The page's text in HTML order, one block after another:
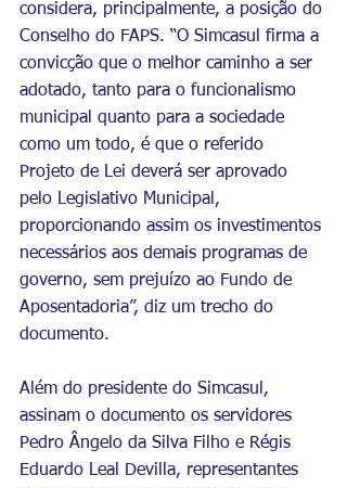
considera, principalmente, a posição do
Conselho do FAPS. “O Simcasul firma a
convicção que o melhor caminho a ser
adotado, tanto para o funcionalismo
municipal quanto para a sociedade
como um todo, é que o referido
Projeto de Lei deverá ser aprovado
pelo Legislativo Municipal,
proporcionando assim os investimentos
necessários aos demais programas de
governo, sem prejuízo ao Fundo de
Aposentadoria”, diz um trecho do
documento.
Além do presidente do Simcasul,
assinam o documento os servidores
Pedro Ângelo da Silva Filho e Régis
Eduardo Leal Devilla, representantes